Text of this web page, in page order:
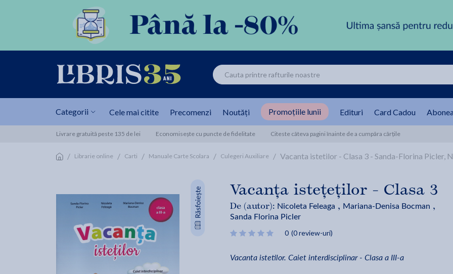
Categorii Cele mai citite Precomenzi Noutăți Promoțiile lunii Edituri Card Cadou
Livrare gratuită peste 135 de lei Economisește cu puncte de fidelitate Citeste câteva pagini înainte de a cumpăra cărțile
/ Librarie online / Carti / Manuale Carte Scolara / Culegeri Auxiliare / Vacanta istetilor - Clasa 3 - Sanda-Florina Picler,
Vacanța istețeților - Clasa 3
De (autor): Nicoleta Feleaga , Mariana-Denisa Bocman ,
Sanda Florina Picler
0 (0 review-uri)
Vacanta istetilor. Caiet interdisciplinar - Clasa a III-a